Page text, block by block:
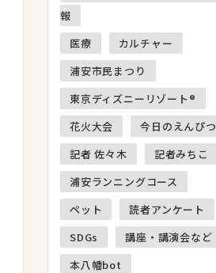
報
医療
カルチャー
浦安市民まつり
東京ディズニーリゾート®
花火大会
今日のえんぴつ
記者 佐々木
記者みちこ
浦安ランニングコース
ペット
読者アンケート
SDGs
講座・講演会など
本八幡bot